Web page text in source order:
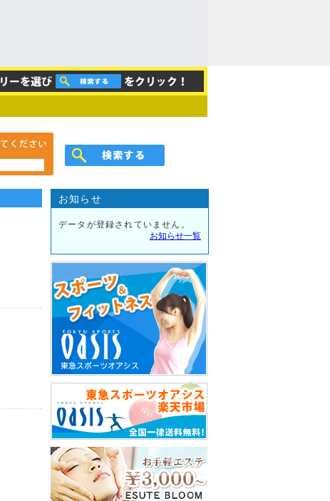
お知らせ
データが登録されていません。
お知らせ一覧